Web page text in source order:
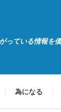
っている情報を
為になる